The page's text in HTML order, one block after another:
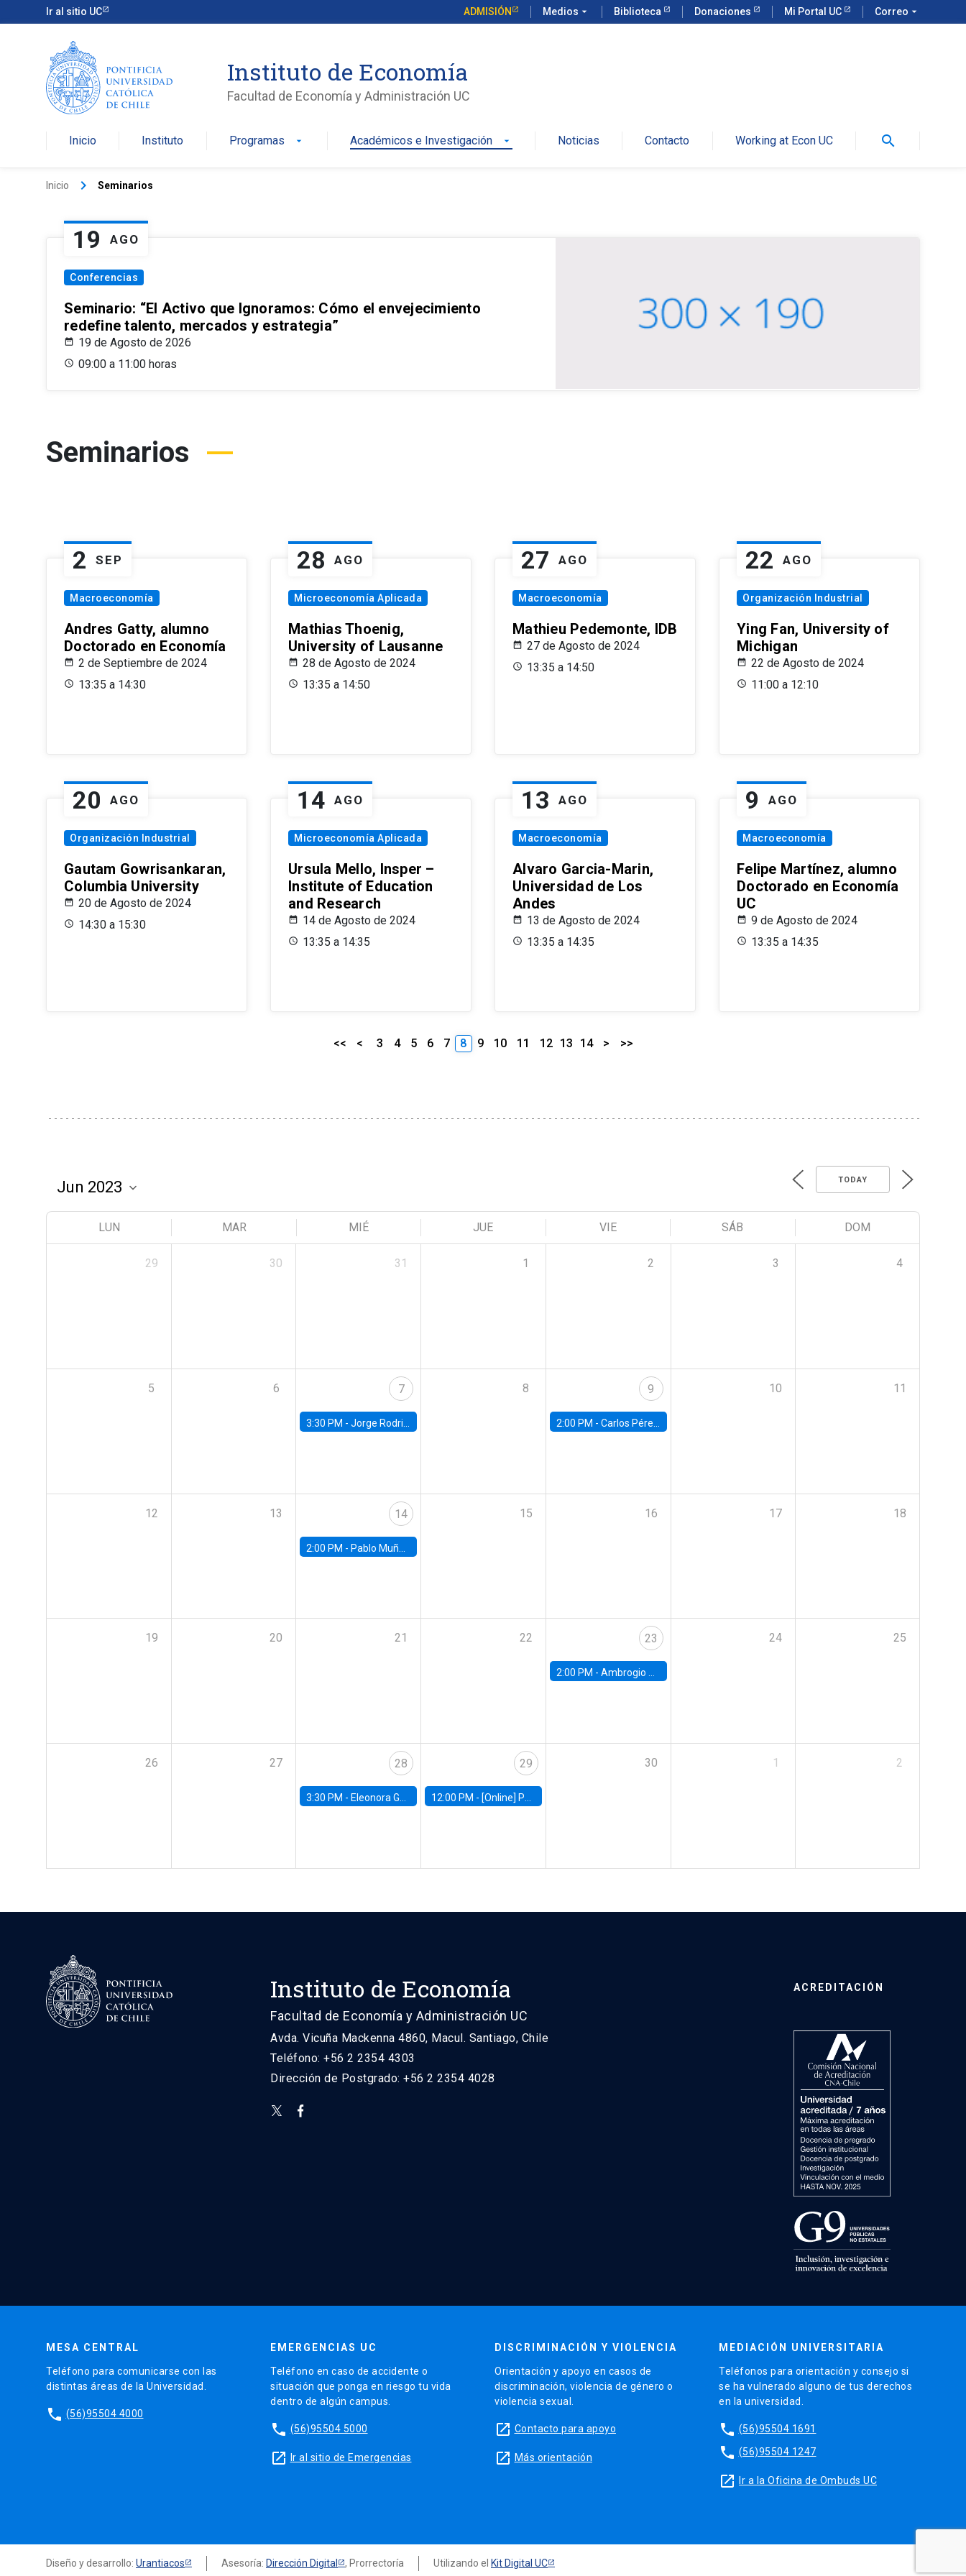
Ir al sitio UC ADMISIÓN Medios arrow_drop_down Biblioteca Donaciones Mi Portal UC Correo arrow_drop_down
Instituto de Economía
Facultad de Economía y Administración UC
Inicio Instituto Programas arrow_drop_down Académicos e Investigación arrow_drop_down Noticias Contacto Working at Econ UC search
Inicio keyboard_arrow_right Seminarios
19 AGO
Conferencias
Seminario: “El Activo que Ignoramos: Cómo el envejecimiento
redefine talento, mercados y estrategia”
19 de Agosto de 2026
09:00 a 11:00 horas
Seminarios
2 SEP
Macroeconomía
Andres Gatty, alumno
Doctorado en Economía
2 de Septiembre de 2024
13:35 a 14:30
28 AGO
Microeconomía Aplicada
Mathias Thoenig,
University of Lausanne
28 de Agosto de 2024
13:35 a 14:50
27 AGO
Macroeconomía
Mathieu Pedemonte, IDB
27 de Agosto de 2024
13:35 a 14:50
22 AGO
Organización Industrial
Ying Fan, University of
Michigan
22 de Agosto de 2024
11:00 a 12:10
20 AGO
Organización Industrial
Gautam Gowrisankaran,
Columbia University
20 de Agosto de 2024
14:30 a 15:30
14 AGO
Microeconomía Aplicada
Ursula Mello, Insper –
Institute of Education
and Research
14 de Agosto de 2024
13:35 a 14:35
13 AGO
Macroeconomía
Alvaro Garcia-Marin,
Universidad de Los
Andes
13 de Agosto de 2024
13:35 a 14:35
9 AGO
Macroeconomía
Felipe Martínez, alumno
Doctorado en Economía
UC
9 de Agosto de 2024
13:35 a 14:35
<< < 3 4 5 6 7 8 9 10 11 12 13 14 > >>
TODAY
LUN MAR MIÉ JUE VIE SÁB DOM
29 30 31 1 2 3 4
5 6 7
3:30 PM -Jorge Rodriguez, Universidad de Los Andes
8 9
2:00 PM - Carlos Pérez, Universidad Finis Terrae
10 11
12 13 14
2:00 PM - Pablo Muñoz, Universidad de Chile
15 16 17 18
19 20 21 22 23
2:00 PM - Ambrogio Cesa-Bianchi, Bank of England
24 25
26 27 28
3:30 PM - Eleonora Guarnieri, Exeter University
29
12:00 PM - [Online] Pablo Slutzky, University of Maryland
30 1 2
Instituto de Economía
Facultad de Economía y Administración UC
Avda. Vicuña Mackenna 4860, Macul. Santiago, Chile
Teléfono: +56 2 2354 4303
Dirección de Postgrado: +56 2 2354 4028
ACREDITACIÓN
MESA CENTRAL
Teléfono para comunicarse con las
distintas áreas de la Universidad.
phone (56)95504 4000
EMERGENCIAS UC
Teléfono en caso de accidente o
situación que ponga en riesgo tu vida
dentro de algún campus.
phone (56)95504 5000
launch Ir al sitio de Emergencias
DISCRIMINACIÓN Y VIOLENCIA
Orientación y apoyo en casos de
discriminación, violencia de género o
violencia sexual.
launch Contacto para apoyo
launch Más orientación
MEDIACIÓN UNIVERSITARIA
Teléfonos para orientación y consejo si
se ha vulnerado alguno de tus derechos
en la universidad.
phone (56)95504 1691
phone (56)95504 1247
launch Ir a la Oficina de Ombuds UC
Diseño y desarrollo: Urantiacos Asesoría: Dirección Digital , Prorrectoría Utilizando el Kit Digital UC